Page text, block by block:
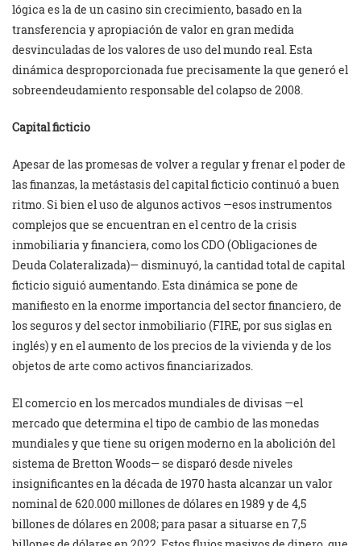
lógica es la de un casino sin crecimiento, basado en la
transferencia y apropiación de valor en gran medida
desvinculadas de los valores de uso del mundo real. Esta
dinámica desproporcionada fue precisamente la que generó el
sobreendeudamiento responsable del colapso de 2008.
Capital ficticio
Apesar de las promesas de volver a regular y frenar el poder de
las finanzas, la metástasis del capital ficticio continuó a buen
ritmo. Si bien el uso de algunos activos —esos instrumentos
complejos que se encuentran en el centro de la crisis
inmobiliaria y financiera, como los CDO (Obligaciones de
Deuda Colateralizada)— disminuyó, la cantidad total de capital
ficticio siguió aumentando. Esta dinámica se pone de
manifiesto en la enorme importancia del sector financiero, de
los seguros y del sector inmobiliario (FIRE, por sus siglas en
inglés) y en el aumento de los precios de la vivienda y de los
objetos de arte como activos financiarizados.
El comercio en los mercados mundiales de divisas —el
mercado que determina el tipo de cambio de las monedas
mundiales y que tiene su origen moderno en la abolición del
sistema de Bretton Woods— se disparó desde niveles
insignificantes en la década de 1970 hasta alcanzar un valor
nominal de 620.000 millones de dólares en 1989 y de 4,5
billones de dólares en 2008; para pasar a situarse en 7,5